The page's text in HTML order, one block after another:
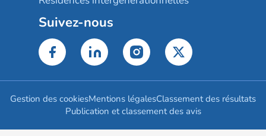
Suivez-nous
Gestion des cookiesMentions légalesClassement des résultats
Publication et classement des avis